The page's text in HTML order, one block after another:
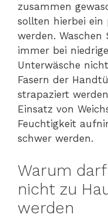
zusammen
sollten hierbei ein
werden. Waschen
immer bei
Unterwäsche
Fasern der
strapaziert
Einsatz von
Feuchtigkeit
schwer werden.
Warum
nicht zu
werden